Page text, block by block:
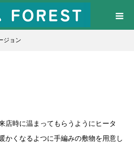
ジョン
店時に温まってもらうようにヒータ
かくなるよつに手編みの敷物を用意し